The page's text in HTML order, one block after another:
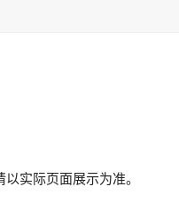
实际页面展示为准。